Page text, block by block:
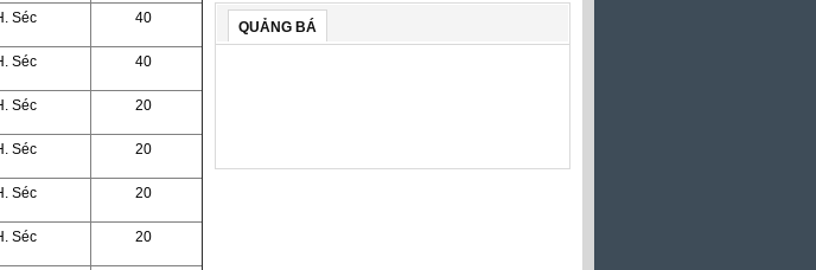
Séc 40
Séc 40
Séc 20
Séc 20
Séc 20
Séc 20
QUẢNG BÁ